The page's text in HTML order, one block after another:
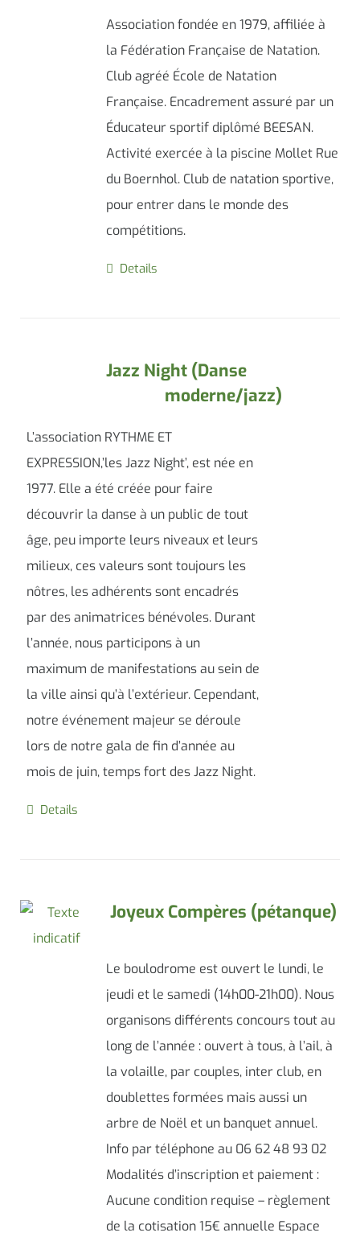
Association fondée en 1979, affiliée à
la Fédération Française de Natation.
Club agréé École de Natation
Française. Encadrement assuré par un
Éducateur sportif diplômé BEESAN.
Activité exercée à la piscine Mollet Rue
du Boernhol. Club de natation sportive,
pour entrer dans le monde des
compétitions.
Details
Jazz Night (Danse
moderne/jazz)
L’association RYTHME ET
EXPRESSION,’les Jazz Night’, est née en
1977. Elle a été créée pour faire
découvrir la danse à un public de tout
âge, peu importe leurs niveaux et leurs
milieux, ces valeurs sont toujours les
nôtres, les adhérents sont encadrés
par des animatrices bénévoles. Durant
l’année, nous participons à un
maximum de manifestations au sein de
la ville ainsi qu’à l’extérieur. Cependant,
notre événement majeur se déroule
lors de notre gala de fin d’année au
mois de juin, temps fort des Jazz Night.
Details
Joyeux Compères (pétanque)
Le boulodrome est ouvert le lundi, le
jeudi et le samedi (14h00-21h00). Nous
organisons différents concours tout au
long de l’année : ouvert à tous, à l’ail, à
la volaille, par couples, inter club, en
doublettes formées mais aussi un
arbre de Noël et un banquet annuel.
Info par téléphone au 06 62 48 93 02
Modalités d’inscription et paiement :
Aucune condition requise – règlement
de la cotisation 15€ annuelle Espace